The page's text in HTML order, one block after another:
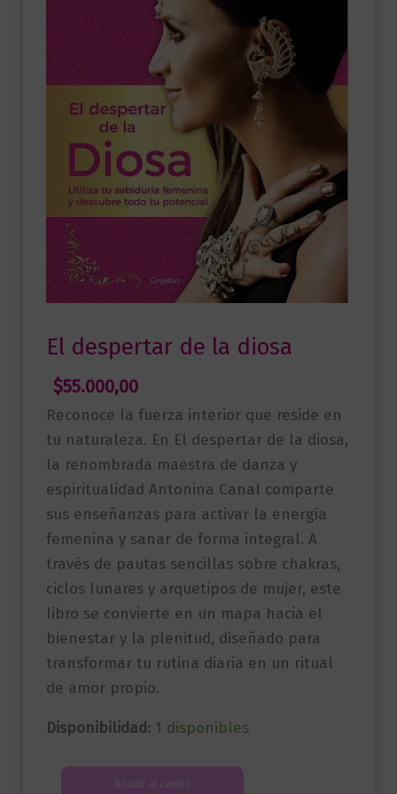
El despertar de la diosa
$55.000,00
Reconoce la fuerza interior que reside en
tu naturaleza. En El despertar de la diosa,
la renombrada maestra de danza y
espiritualidad Antonina Canal comparte
sus enseñanzas para activar la energía
femenina y sanar de forma integral. A
través de pautas sencillas sobre chakras,
ciclos lunares y arquetipos de mujer, este
libro se convierte en un mapa hacia el
bienestar y la plenitud, diseñado para
transformar tu rutina diaria en un ritual
de amor propio.
Disponibilidad: 1 disponibles
Añadir al carrito